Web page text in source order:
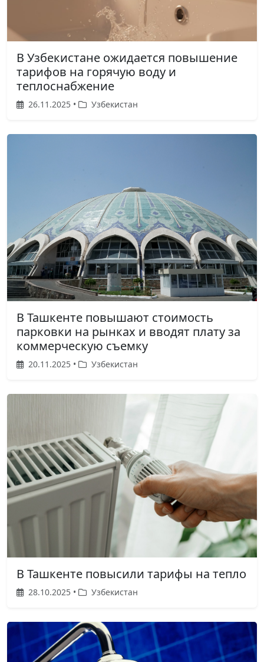
В Узбекистане ожидается повышение
тарифов на горячую воду и
теплоснабжение
26.11.2025 • Узбекистан
В Ташкенте повышают стоимость
парковки на рынках и вводят плату за
коммерческую съемку
20.11.2025 • Узбекистан
В Ташкенте повысили тарифы на тепло
28.10.2025 • Узбекистан